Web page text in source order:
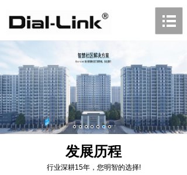
发展历程
行业深耕15年，您明智的选择!